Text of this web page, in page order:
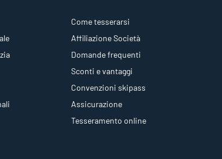
Come tesserarsi
Affiliazione Società
Domande frequenti
Sconti e vantaggi
Convenzioni skipass
Assicurazione
Tesseramento online